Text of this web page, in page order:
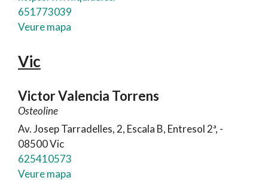
651773039
Veure mapa
Vic
Victor Valencia Torrens
Osteoline
Av. Josep Tarradelles, 2, Escala B, Entresol 2ª, -
08500 Vic
625410573
Veure mapa